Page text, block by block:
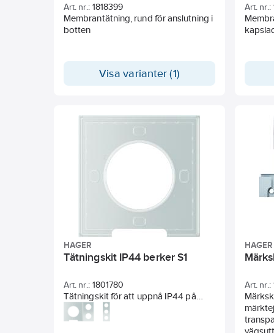
Art. nr.: 1818399
Membrantätning, rund för anslutning i
botten
Visa varianter (1)
Art. nr.:
HAGER
Tätningskit IP44 berker S1
Art. nr.: 1801780
Tätningskit för att uppnå IP44 på
strömställare och uttag avsedda för
detta. Tillbehör till Serie
HAGER
Art. nr.: